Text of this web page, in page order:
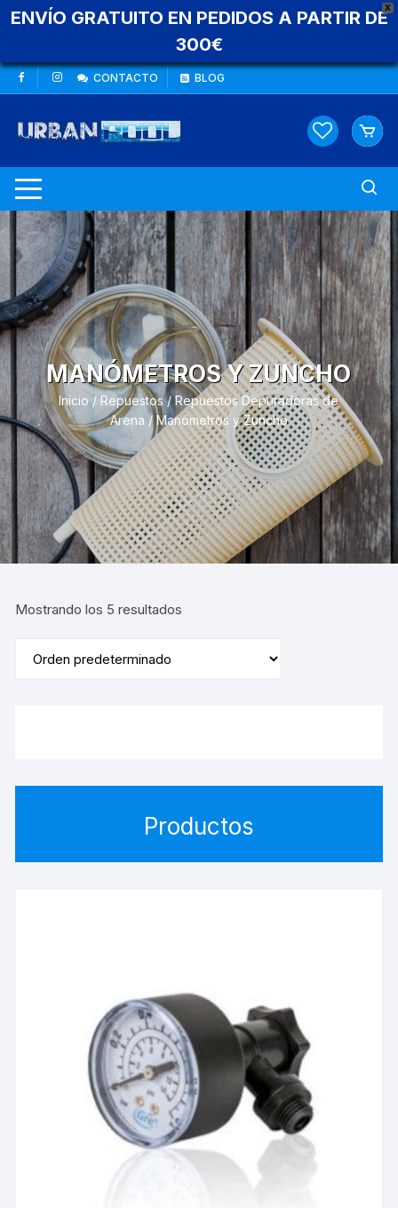
X
ENVÍO GRATUITO EN PEDIDOS A PARTIR DE
300€
Saltar
al
CONTACTO BLOG
MANÓMETROS Y ZUNCHO
Inicio / Repuestos/Repuestos Depuradoras de
Arena / Manómetros y Zuncho
Mostrando los 5 resultados
Productos